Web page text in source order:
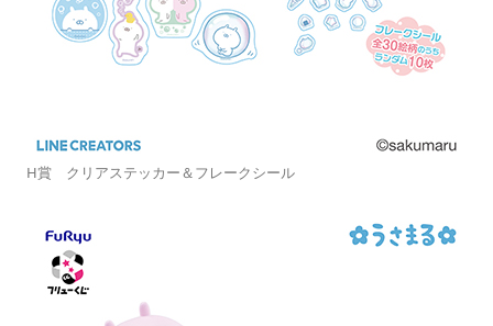
H賞 クリアステッカー＆フレークシール